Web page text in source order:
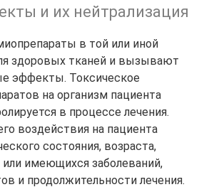
и их нейтрализация
в той или иной
здоровых тканей и вызывают
эффекты. Токсическое
на организм пациента
в процессе лечения.
воздействия на пациента
состояния, возраста,
имеющихся заболеваний,
и продолжительности лечения.